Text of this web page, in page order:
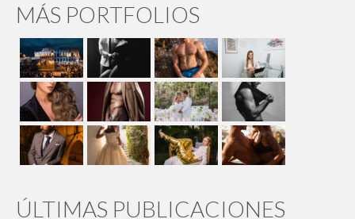
MÁS PORTFOLIOS
ÚLTIMAS PUBLICACIONES